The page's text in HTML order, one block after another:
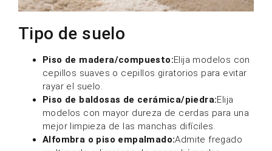
Tipo de suelo
Piso de madera/compuesto:Elija modelos con
cepillos suaves o cepillos giratorios para evitar
rayar el suelo.
Piso de baldosas de cerámica/piedra:Elija
modelos con mayor dureza de cerdas para una
mejor limpieza de las manchas difíciles.
Alfombra o piso empalmado:Admite fregado